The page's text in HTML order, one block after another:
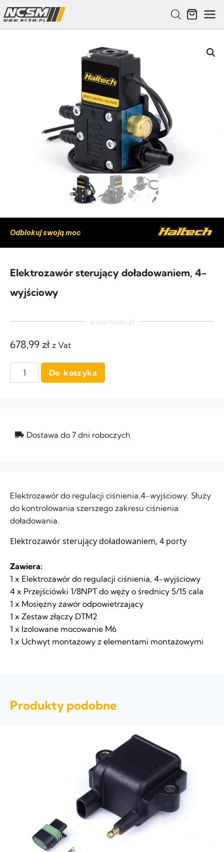
Odblokuj swoją moc
Elektrozawór sterujący doładowaniem, 4-
wyjściowy
www.ncsm.pl
678,99 zł z Vat
Do koszyka
Dostawa do 7 dni roboczych
Elektrozawór do regulacji ciśnienia,4-wyjściowy. Służy
do kontrolowania szerszego zakresu ciśnienia
doładowania.
Elektrozawór sterujący doładowaniem, 4 porty
Zawiera:
1 x Elektrozawór do regulacji ciśnienia, 4-wyjściowy
4 x Przejściówki 1/8NPT do węży o średnicy 5/15 cala
1 x Mosiężny zawór odpowietrzający
1 x Zestaw złączy DTM2
1 x Izolowane mocowanie M6
1 x Uchwyt montażowy z elementami montażowymi
Produkty podobne